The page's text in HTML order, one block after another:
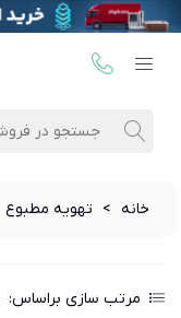
خانه > تهویه مطبوع
مرتب سازی براساس: